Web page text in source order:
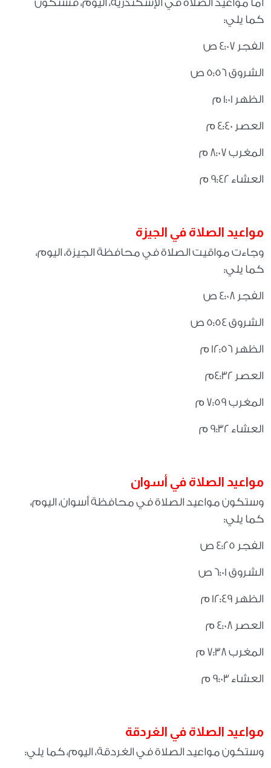
أما مواعيد الصلاة في الإسكندرية، اليوم، فستكون
كما يلي:
الفجر 4:07 ص
الشروق 5:56 ص
الظهر 1:01 م
العصر 4:40 م
المغرب 8:07 م
العشاء 9:42 م
مواعيد الصلاة في الجيزة
وجاءت مواقيت الصلاة في محافظة الجيزة، اليوم،
كما يلي:
الفجر 4:08 ص
الشروق 5:54 ص
الظهر 12:56 م
العصر 4:32م
المغرب 7:59 م
العشاء 9:32 م
مواعيد الصلاة في أسوان
وستكون مواعيد الصلاة في محافظة أسوان، اليوم،
كما يلي:
الفجر 4:25 ص
الشروق 6:01 ص
الظهر 12:49 م
العصر 4:08 م
المغرب 7:38 م
العشاء 9:03 م
مواعيد الصلاة في الغردقة
وستكون مواعيد الصلاة في الغردقة، اليوم، كما يلي: